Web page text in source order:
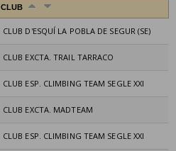
CLUB
CLUB D'ESQUÍ LA POBLA DE SEGUR (SE)
CLUB EXCTA. TRAIL TARRACO
CLUB ESP. CLIMBING TEAM SEGLE XXI
CLUB EXCTA. MADTEAM
CLUB ESP. CLIMBING TEAM SEGLE XXI